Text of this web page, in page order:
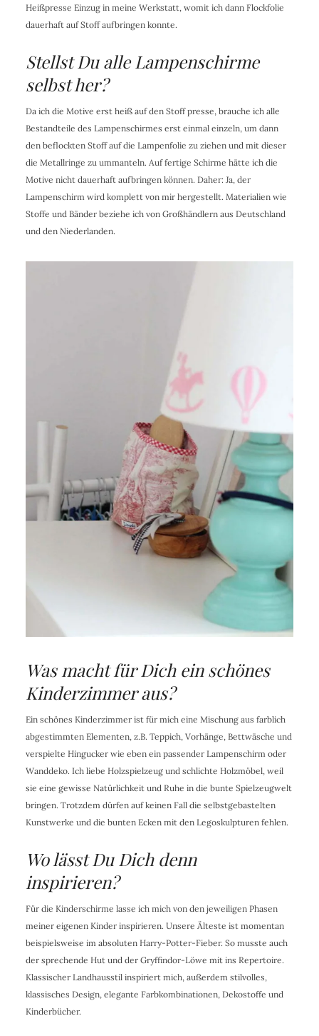
Heißpresse Einzug in meine Werkstatt, womit ich dann Flockfolie
dauerhaft auf Stoff aufbringen konnte.
Stellst Du alle Lampenschirme
selbst her?
Da ich die Motive erst heiß auf den Stoff presse, brauche ich alle
Bestandteile des Lampenschirmes erst einmal einzeln, um dann
den beflockten Stoff auf die Lampenfolie zu ziehen und mit dieser
die Metallringe zu ummanteln. Auf fertige Schirme hätte ich die
Motive nicht dauerhaft aufbringen können. Daher: Ja, der
Lampenschirm wird komplett von mir hergestellt. Materialien wie
Stoffe und Bänder beziehe ich von Großhändlern aus Deutschland
und den Niederlanden.
Was macht für Dich ein schönes
Kinderzimmer aus?
Ein schönes Kinderzimmer ist für mich eine Mischung aus farblich
abgestimmten Elementen, z.B. Teppich, Vorhänge, Bettwäsche und
verspielte Hingucker wie eben ein passender Lampenschirm oder
Wanddeko. Ich liebe Holzspielzeug und schlichte Holzmöbel, weil
sie eine gewisse Natürlichkeit und Ruhe in die bunte Spielzeugwelt
bringen. Trotzdem dürfen auf keinen Fall die selbstgebastelten
Kunstwerke und die bunten Ecken mit den Legoskulpturen fehlen.
Wo lässt Du Dich denn
inspirieren?
Für die Kinderschirme lasse ich mich von den jeweiligen Phasen
meiner eigenen Kinder inspirieren. Unsere Älteste ist momentan
beispielsweise im absoluten Harry-Potter-Fieber. So musste auch
der sprechende Hut und der Gryffindor-Löwe mit ins Repertoire.
Klassischer Landhausstil inspiriert mich, außerdem stilvolles,
klassisches Design, elegante Farbkombinationen, Dekostoffe und
Kinderbücher.